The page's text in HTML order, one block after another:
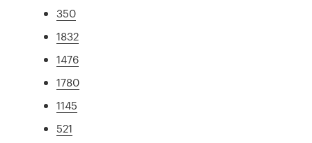
350
1832
1476
1780
1145
521